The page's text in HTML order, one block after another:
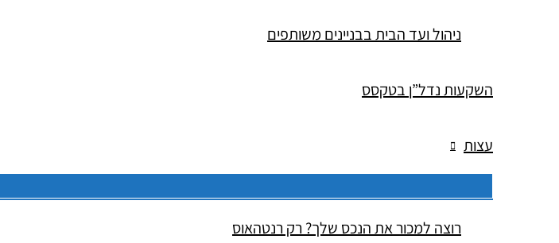
ניהול ועד הבית בבניינים משותפים
השקעות נדל”ן בטקסס
עצות
רוצה למכור את הנכס שלך? רק רנטהאוס